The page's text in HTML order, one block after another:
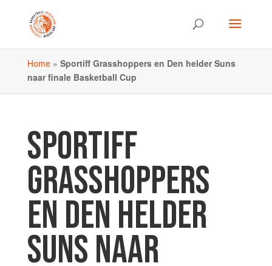
Home» Sportiff Grasshoppers en Den helder Suns
naar finale Basketball Cup
SPORTIFF
GRASSHOPPERS
EN DEN HELDER
SUNS NAAR